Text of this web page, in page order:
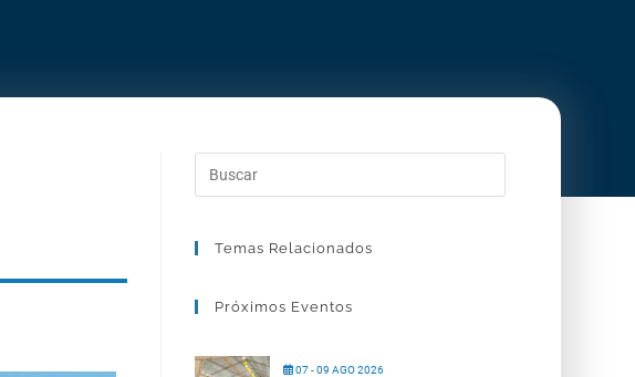
Temas Relacionados
Próximos Eventos
07 - 09 AGO 2026